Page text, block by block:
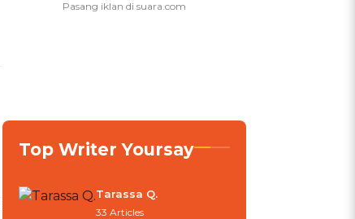
Top Writer Yoursay
Tarassa Q.
33 Articles